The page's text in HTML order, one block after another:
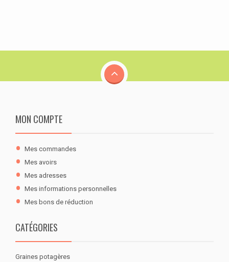
MON COMPTE
Mes commandes
Mes avoirs
Mes adresses
Mes informations personnelles
Mes bons de réduction
CATÉGORIES
Graines potagères